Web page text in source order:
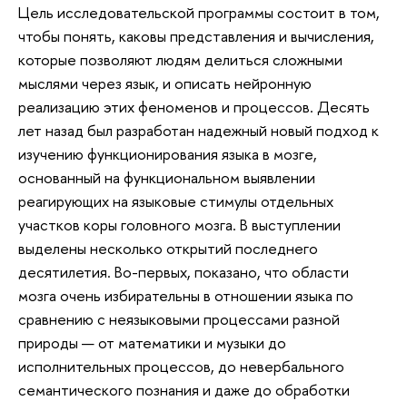
Цель исследовательской программы состоит в том,
чтобы понять, каковы представления и вычисления,
которые позволяют людям делиться сложными
мыслями через язык, и описать нейронную
реализацию этих феноменов и процессов. Десять
лет назад был разработан надежный новый подход к
изучению функционирования языка в мозге,
основанный на функциональном выявлении
реагирующих на языковые стимулы отдельных
участков коры головного мозга. В выступлении
выделены несколько открытий последнего
десятилетия. Во-первых, показано, что области
мозга очень избирательны в отношении языка по
сравнению с неязыковыми процессами разной
природы — от математики и музыки до
исполнительных процессов, до невербального
семантического познания и даже до обработки